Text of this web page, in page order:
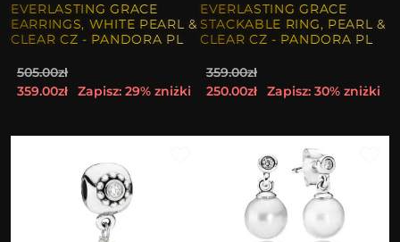
EVERLASTING GRACE
EARRINGS, WHITE PEARL &
CLEAR CZ - PANDORA PL
505.00zł
359.00zł
Zapisz: 29% zniżki
EVERLASTING GRACE
STACKABLE RING, PEARL &
CLEAR CZ - PANDORA PL
359.00zł
250.00zł
Zapisz: 30% zniżki